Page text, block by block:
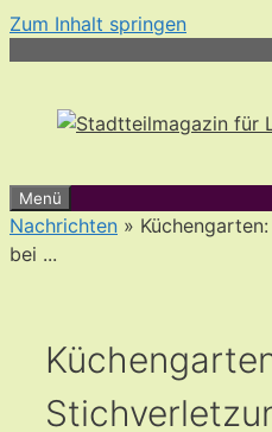
Zum Inhalt springen
Menü
Nachrichten »
bei ...